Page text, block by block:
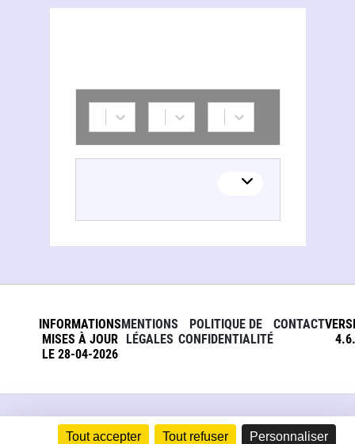
Tout accepter Tout refuser Personnaliser
INFORMATIONS
MISES À JOUR
LE 28-04-2026
MENTIONS
LÉGALES
POLITIQUE DE
CONFIDENTIALITÉ
CONTACT